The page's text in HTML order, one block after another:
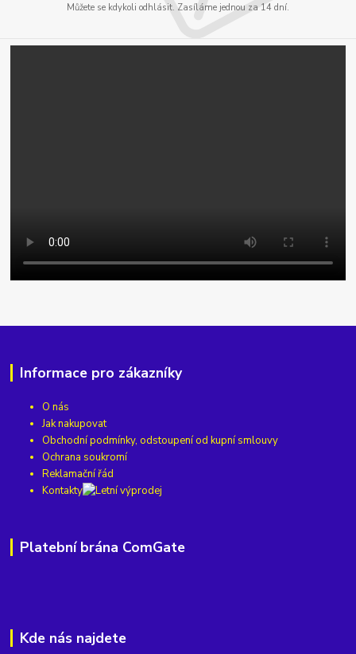
Můžete se kdykoli odhlásit. Zasíláme jednou za 14 dní.
Informace pro zákazníky
O nás
Jak nakupovat
Obchodní podmínky, odstoupení od kupní smlouvy
Ochrana soukromí
Reklamační řád
Kontakty
Platební brána ComGate
Kde nás najdete